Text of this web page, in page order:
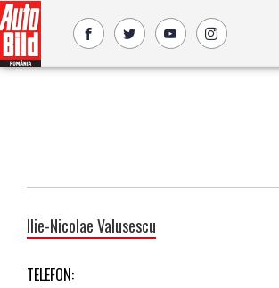
Ilie-Nicolae Valusescu
TELEFON: